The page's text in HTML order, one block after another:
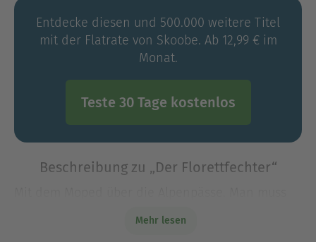
Entdecke diesen und 500.000 weitere Titel
mit der Flatrate von Skoobe. Ab 12,99 € im
Monat.
Teste 30 Tage kostenlos
Beschreibung zu „Der Florettfechter“
Mit dem Moped über die Alpenpässe. Man muss
Mehr lesen